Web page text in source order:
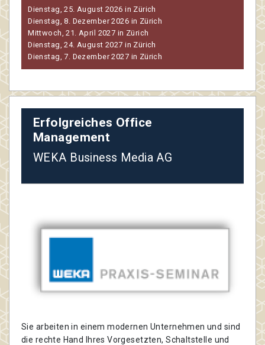
Dienstag, 25. August 2026 in Zürich
Dienstag, 8. Dezember 2026 in Zürich
Mittwoch, 21. April 2027 in Zürich
Dienstag, 24. August 2027 in Zürich
Dienstag, 7. Dezember 2027 in Zürich
Erfolgreiches Office
Management
WEKA Business Media AG
Sie arbeiten in einem modernen Unternehmen und sind
die rechte Hand Ihres Vorgesetzten, Schaltstelle und